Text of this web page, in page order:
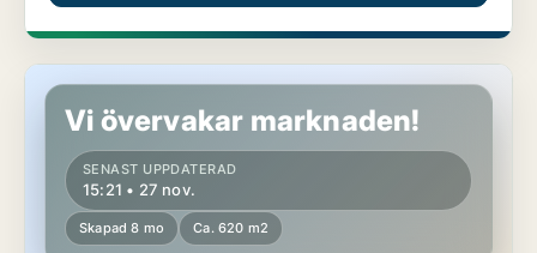
Butikslokal på Kungsholmen
Vi övervakar marknaden!
SENAST UPPDATERAD
15:21 • 27 nov.
Skapad 8 mo Ca. 620 m2